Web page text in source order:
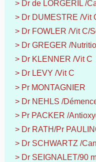
> Dr de LORGERIL /
> Dr DUMESTRE /Vit
> Dr FOWLER /Vit C/
> Dr GREGER /
> Dr KLENNER /Vit C
> Dr LEVY /Vit C
> Pr MONTAGNIER
> Dr NEHLS /
> Pr PACKER /
> Dr RATH/Pr
> Dr SCHWARTZ /
> Dr SEIGNALET/90